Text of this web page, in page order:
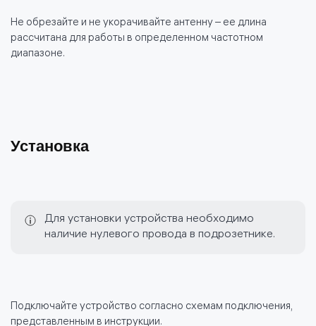
Не обрезайте и не укорачивайте антенну – ее длина
рассчитана для работы в определенном частотном
диапазоне.
Установка
Для установки устройства необходимо
наличие нулевого провода в подрозетнике.
Подключайте устройство согласно схемам подключения,
представленным в инструкции.